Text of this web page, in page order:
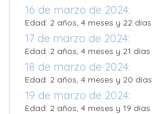
16 de marzo de 2024:
Edad: 2 años, 4 meses y 22 días
17 de marzo de 2024:
Edad: 2 años, 4 meses y 21 días
18 de marzo de 2024:
Edad: 2 años, 4 meses y 20 días
19 de marzo de 2024:
Edad: 2 años, 4 meses y 19 días